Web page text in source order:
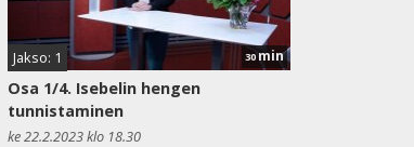
Jakso: 1 30min
Osa 1/4. Isebelin hengen
tunnistaminen
ke 22.2.2023 klo 18.30